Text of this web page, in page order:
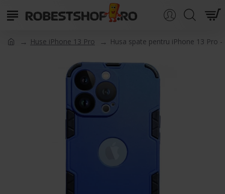
Huse iPhone 13 Pro Husa spate pentru iPhone 13 Pro